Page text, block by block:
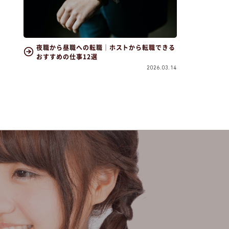
夜職から昼職への転職｜ホストから転職できる
おすすめの仕事12選
2026.03.14